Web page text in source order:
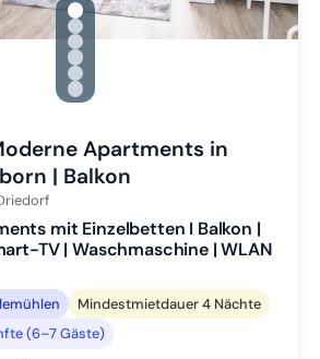
gallery.slide_selector
Zu Slide 1 wechseln
Zu Slide 2 wechseln
Zu Slide 3 wechseln
Zu Slide 4 wechseln
Zu Slide 5 wechseln
Zu Slide 6 wechseln
Apartments in
| Balkon
mit Einzelbetten I Balkon |
TV | Waschmaschine | WLAN
Mindestmietdauer 4 Nächte
(6–7 Gäste)